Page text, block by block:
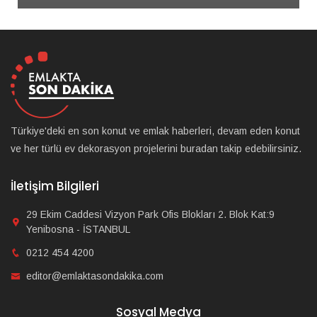
Türkiye'deki en son konut ve emlak haberleri, devam eden konut
ve her türlü ev dekorasyon projelerini buradan takip edebilirsiniz.
İletişim Bilgileri
29 Ekim Caddesi Vizyon Park Ofis Blokları 2. Blok Kat:9
Yenibosna - İSTANBUL
0212 454 4200
editor@emlaktasondakika.com
Sosyal Medya